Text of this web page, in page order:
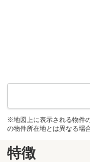
※地図上に表示される物件
の物件所在地とは異なる場
特徴